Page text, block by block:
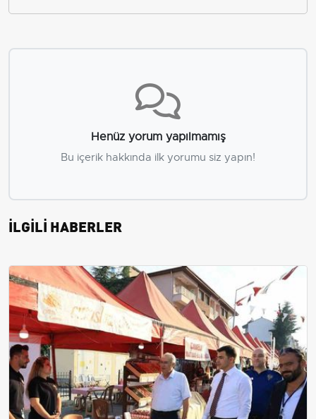
Henüz yorum yapılmamış
Bu içerik hakkında ilk yorumu siz yapın!
İLGİLİ HABERLER